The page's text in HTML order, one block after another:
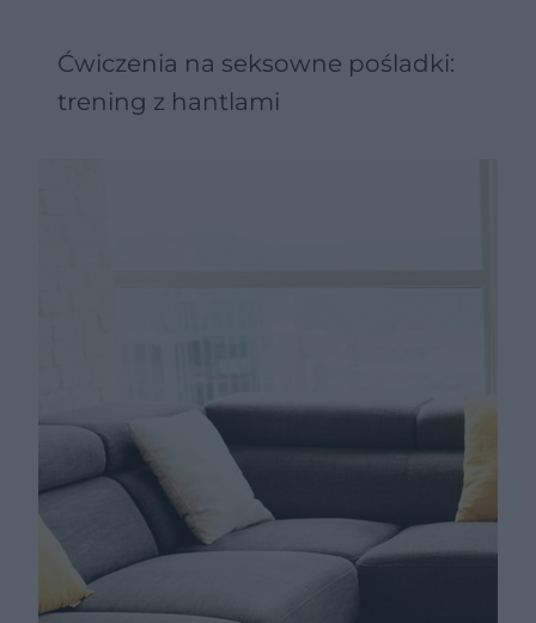
Ćwiczenia na seksowne pośladki:
trening z hantlami